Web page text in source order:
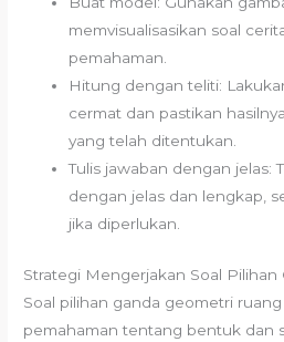
memvisualisasikan soal
pemahaman.
Hitung dengan teliti:
cermat dan pastikan
yang telah ditentukan.
Tulis jawaban dengan jelas:
dengan jelas dan lengkap,
jika diperlukan.
Strategi Mengerjakan Soal
Soal pilihan ganda geometri
pemahaman tentang bentuk dan